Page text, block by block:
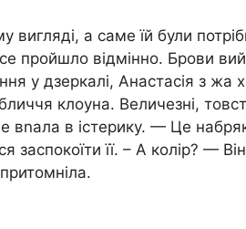
вигляді, а саме їй були
пройшло відмінно. Брови
у дзеркалі, Анастасія з жа
клоуна. Величезні,
вnала в істерику. — Це
заспокоїти її. – А колір? —